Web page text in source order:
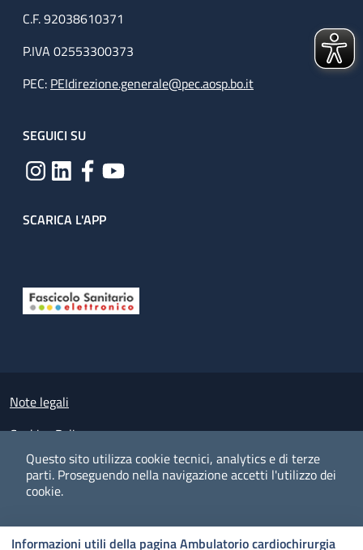
Questo sito utilizza cookie tecnici, analytics e di terze
parti. Proseguendo nella navigazione accetti l'utilizzo dei
cookie.
Informazioni utili della pagina Ambulatorio cardiochirurgia
C.F. 92038610371
P.IVA 02553300373
PEC: PEIdirezione.generale@pec.aosp.bo.it
SEGUICI SU
SCARICA L'APP
Small prints
Note legali
Cookies Policy
Policy privacy e protezione del dato personale
Albo pretorio on-line
Dichiarazione di accessibilità